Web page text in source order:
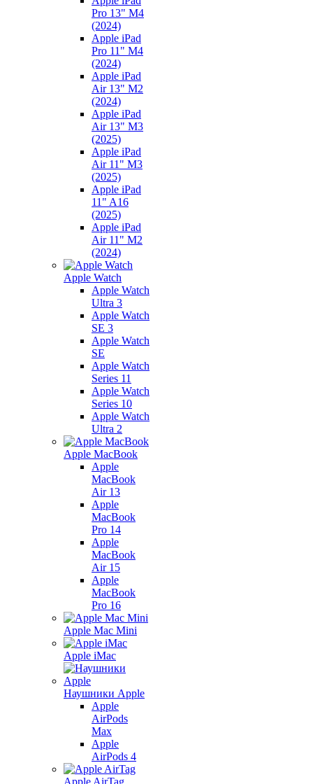
Pro 13" M4
(2024)
Apple iPad
Pro 11" M4
(2024)
Apple iPad
Air 13" M2
(2024)
Apple iPad
Air 13" M3
(2025)
Apple iPad
Air 11" M3
(2025)
Apple iPad
11" A16
(2025)
Apple iPad
Air 11" M2
(2024)
Apple Watch
Apple Watch
Ultra 3
Apple Watch
SE 3
Apple Watch
SE
Apple Watch
Series 11
Apple Watch
Series 10
Apple Watch
Ultra 2
Apple MacBook
Apple
MacBook
Air 13
Apple
MacBook
Pro 14
Apple
MacBook
Air 15
Apple
MacBook
Pro 16
Apple Mac Mini
Apple iMac
Наушники Apple
Apple
AirPods
Max
Apple
AirPods 4
Apple AirTag